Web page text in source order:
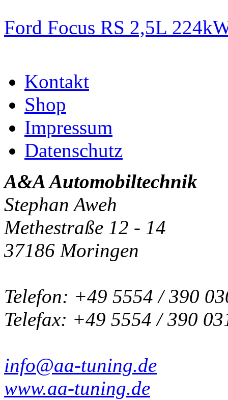
Ford Focus RS 2,5L
Kontakt
Shop
Impressum
Datenschutz
A&A Automobiltechnik
Stephan Aweh
Methestraße 12 - 14
37186 Moringen
Telefon: +49 5554 / 390
Telefax: +49 5554 / 390
info@aa-tuning.de
www.aa-tuning.de